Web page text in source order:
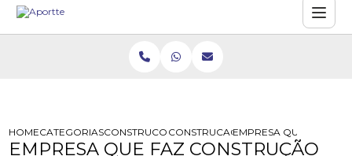
HOMECATEGORIASCONSTRUCOES DE GALPOES METALICOS
CONSTRUCAO GALPAO ESTRUTURA
EMPRESA QUE FAZ
EMPRESA QUE FAZ CONSTRUÇÃO